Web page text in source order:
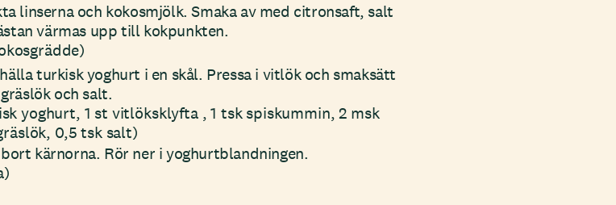
linserna och kokosmjölk. Smaka av med citronsaft, salt
värmas upp till kokpunkten.
turkisk yoghurt i en skål. Pressa i vitlök och smaksätt
och salt.
yoghurt, 1 st vitlöksklyfta , 1 tsk spiskummin, 2 msk
0,5 tsk salt)
kärnorna. Rör ner i yoghurtblandningen.